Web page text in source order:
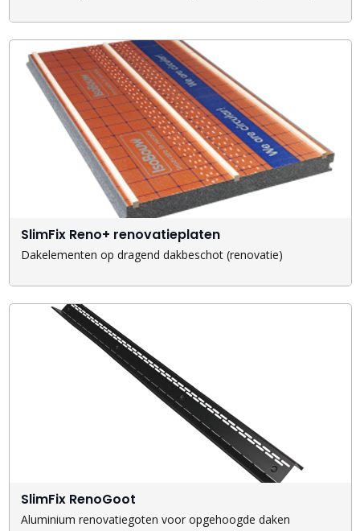
SlimFix Reno+ renovatieplaten
Dakelementen op dragend dakbeschot (renovatie)
SlimFix RenoGoot
Aluminium renovatiegoten voor opgehoogde daken